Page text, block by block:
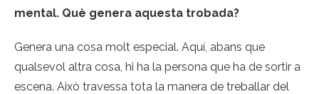
mental. Què genera aquesta trobada?
Genera una cosa molt especial. Aquí, abans que
qualsevol altra cosa, hi ha la persona que ha de sortir a
escena. Això travessa tota la manera de treballar del